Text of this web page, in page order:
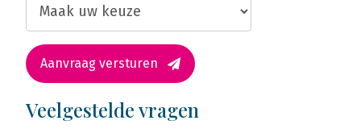
Aanvraag versturen
Veelgestelde vragen